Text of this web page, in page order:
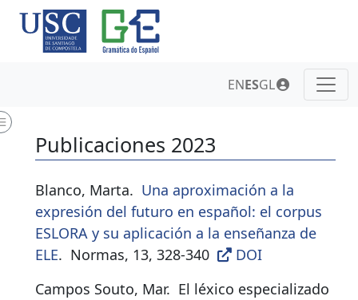
ENESGL
Publicaciones 2023
Blanco, Marta. Una aproximación a la
expresión del futuro en español: el corpus
ESLORA y su aplicación a la enseñanza de
ELE. Normas, 13, 328-340
DOI
Campos Souto, Mar. El léxico especializado